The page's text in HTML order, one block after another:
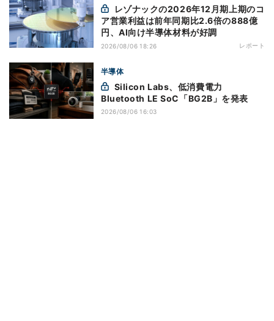
ア営業利益は前年同期比2.6倍の888億
円、AI向け半導体材料が好調
2026/08/06 18:26 レポート
半導体
Bluetooth LE SoC「BG2B」を発表
2026/08/06 16:03